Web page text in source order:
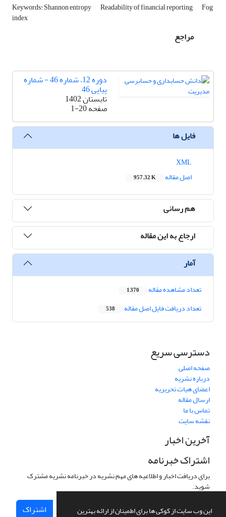
این وب سایت از کوکی ها برای اطمینان از ارائه بهترین
Keywords: Shannon entropy Readability of financial reporting Fog
index
مراجع
دوره 12، شماره 46 - شماره
پیاپی 46
تابستان 1402
صفحه1-20
فایل ها
اصل مقاله
957.32 K
هم رسانی
ارجاع به این مقاله
آمار
تعداد مشاهده مقاله 1,370
تعداد دریافت فایل اصل مقاله 538
دسترسی سریع
صفحه اصلی
درباره نشریه
اعضای هیات تحریریه
ارسال مقاله
تماس با ما
نقشه سایت
آخرین اخبار
اشتراک خبرنامه
برای دریافت اخبار و اطلاعیه های مهم نشریه در خبرنامه نشریه مشترک
شوید.
اشتراک